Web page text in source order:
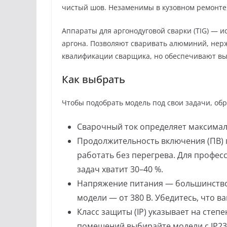
чистый шов. Незаменимы в кузовном
Аппараты для аргонодуговой сварки (TIG) —
аргона. Позволяют сваривать алюминий,
квалификации сварщика, но обеспечивают
Как выбрать
Чтобы подобрать модель под свои задачи,
Сварочный ток определяет
Продолжительность включения (ПВ)
работать без перегрева. Для
задач хватит 30–40 %.
Напряжение питания —
модели — от 380 В. Убедитесь, что
Класс защиты (IP) указывает на